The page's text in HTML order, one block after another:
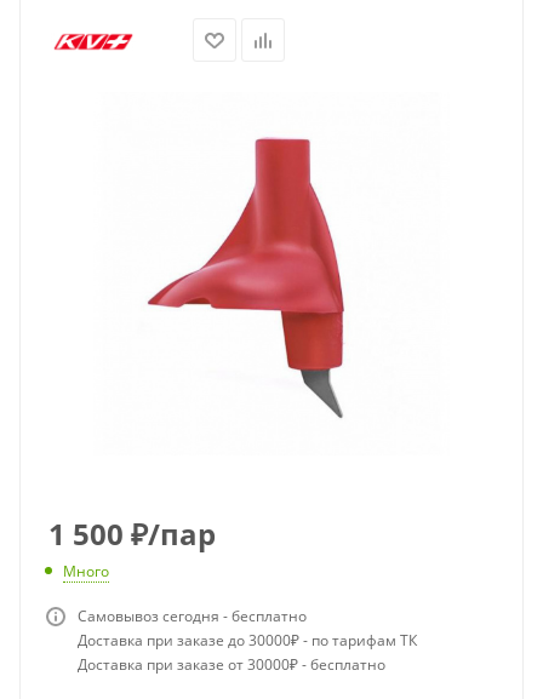
1 500 ₽/пар
Много
Самовывоз сегодня - бесплатно
Доставка при заказе до 30000₽ - по тарифам ТК
Доставка при заказе от 30000₽ - бесплатно